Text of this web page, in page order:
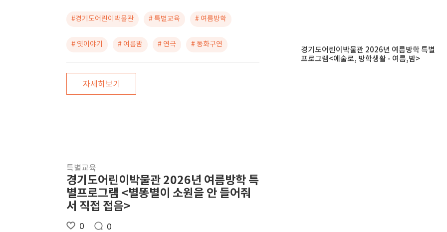
#경기도어린이박물관 # 특별교육 # 여름방학
# 옛이야기 # 여름밤 # 연극 # 동화구연
자세히보기
특별교육
경기도어린이박물관 2026년 여름방학 특
별프로그램 <별똥별이 소원을 안 들어줘
서 직접 접음>
0 0
경기도어린이박물관 2026년 여름방학 특별
프로그램<예술로, 방학생활 - 여름,밤>